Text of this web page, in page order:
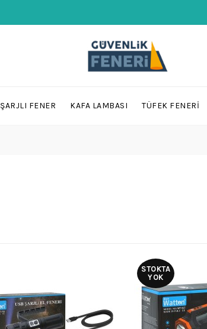
ŞARJLI FENER KAFA LAMBASI TÜFEK FENERI
STOKTA
YOK